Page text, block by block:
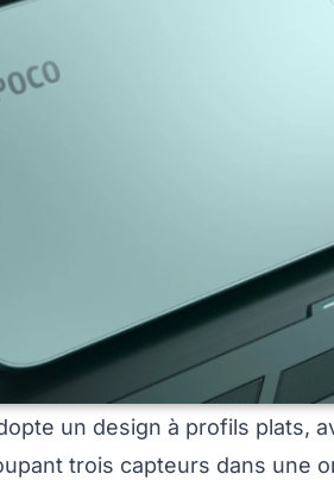
un design à profils plats,
trois capteurs dans une